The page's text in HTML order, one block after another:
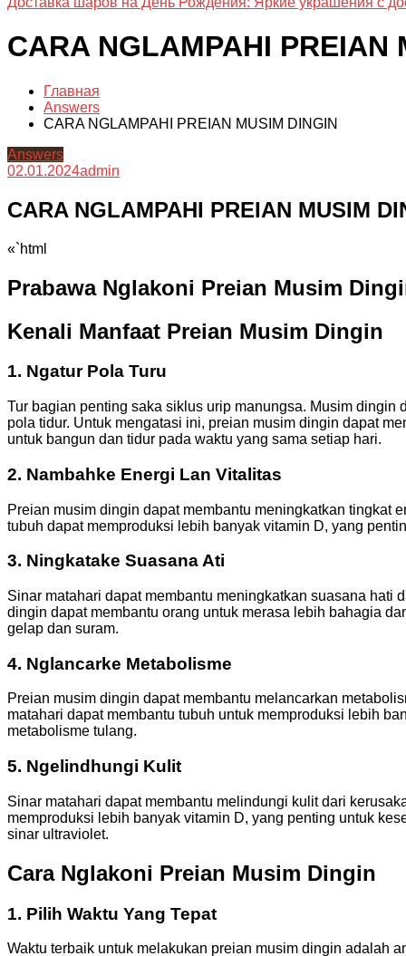
CARA NGLAMPAHI PREIAN
Главная
Answers
CARA NGLAMPAHI PREIAN MUSIM DINGIN
Answers
02.01.2024admin
CARA NGLAMPAHI PREIAN MUSIM
«`html
Prabawa Nglakoni Preian Musim
Kenali Manfaat Preian Musim Dingin
1. Ngatur Pola Turu
Tur bagian penting saka siklus urip manungsa. Musim
pola tidur. Untuk mengatasi ini, preian musim dingin dapat
untuk bangun dan tidur pada waktu yang sama setiap hari.
2. Nambahke Energi Lan Vitalitas
Preian musim dingin dapat membantu meningkatkan tingkat
tubuh dapat memproduksi lebih banyak vitamin D, yang
3. Ningkatake Suasana Ati
Sinar matahari dapat membantu meningkatkan suasana
dingin dapat membantu orang untuk merasa lebih bahagia
gelap dan suram.
4. Nglancarke Metabolisme
Preian musim dingin dapat membantu melancarkan
matahari dapat membantu tubuh untuk memproduksi lebih
metabolisme tulang.
5. Ngelindhungi Kulit
Sinar matahari dapat membantu melindungi kulit dari
memproduksi lebih banyak vitamin D, yang penting untuk
sinar ultraviolet.
Cara Nglakoni Preian Musim Dingin
1. Pilih Waktu Yang Tepat
Waktu terbaik untuk melakukan preian musim dingin adalah